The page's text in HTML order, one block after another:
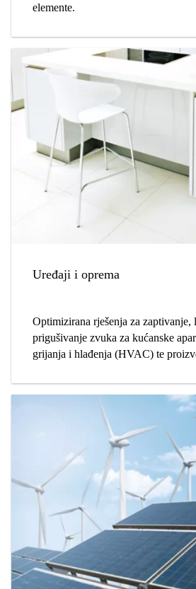
elemente.
Uređaji i oprema
Optimizirana rješenja za zaptivanje,
prigušivanje zvuka za kućanske
grijanja i hlađenja (HVAC) te